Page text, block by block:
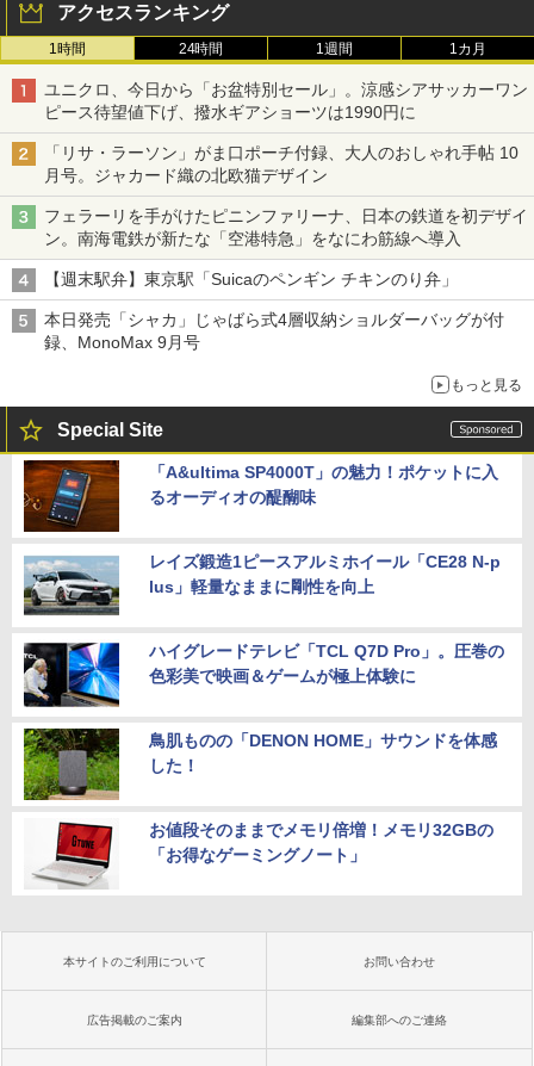
アクセスランキング
1時間 24時間 1週間 1カ月
ユニクロ、今日から「お盆特別セール」。涼感シアサッカーワン
ピース待望値下げ、撥水ギアショーツは1990円に
「リサ・ラーソン」がま口ポーチ付録、大人のおしゃれ手帖 10
月号。ジャカード織の北欧猫デザイン
フェラーリを手がけたピニンファリーナ、日本の鉄道を初デザイ
ン。南海電鉄が新たな「空港特急」をなにわ筋線へ導入
【週末駅弁】東京駅「Suicaのペンギン チキンのり弁」
本日発売「シャカ」じゃばら式4層収納ショルダーバッグが付
録、MonoMax 9月号
もっと見る
Special Site
「A&ultima SP4000T」の魅力！ポケットに入
るオーディオの醍醐味
レイズ鍛造1ピースアルミホイール「CE28 N-p
lus」軽量なままに剛性を向上
ハイグレードテレビ「TCL Q7D Pro」。圧巻の
色彩美で映画＆ゲームが極上体験に
鳥肌ものの「DENON HOME」サウンドを体感
した！
お値段そのままでメモリ倍増！メモリ32GBの
「お得なゲーミングノート」
本サイトのご利用について お問い合わせ
広告掲載のご案内 編集部へのご連絡